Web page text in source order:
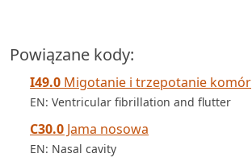
Powiązane kody:
I49.0 Migotanie i trzepotanie komór
EN: Ventricular fibrillation and flutter
C30.0 Jama nosowa
EN: Nasal cavity